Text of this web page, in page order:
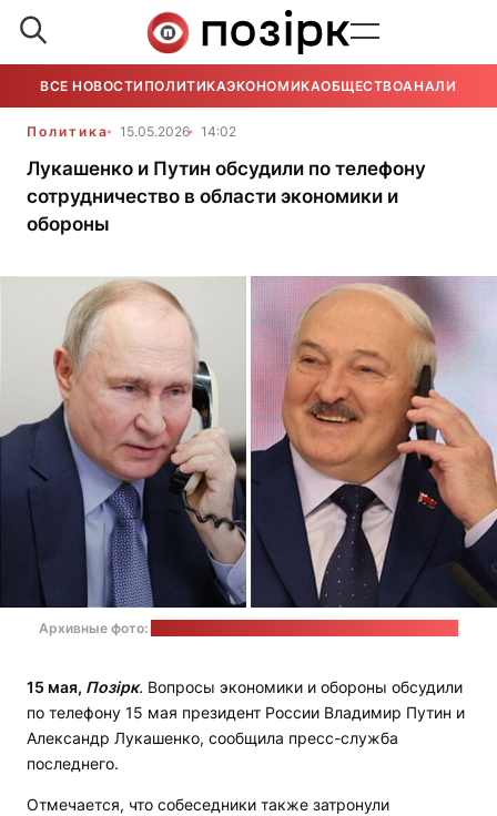
ВСЕ НОВОСТИ ПОЛИТИКАЭКОНОМИКАОБЩЕСТВОАНАЛИТИКА
Политика 15.05.2026 14:02
Лукашенко и Путин обсудили по телефону
сотрудничество в области экономики и
обороны
Архивные фото:
15 мая, Позірк. Вопросы экономики и обороны обсудили
по телефону 15 мая президент России Владимир Путин и
Александр Лукашенко, сообщила пресс-служба
последнего.
Отмечается, что собеседники также затронули